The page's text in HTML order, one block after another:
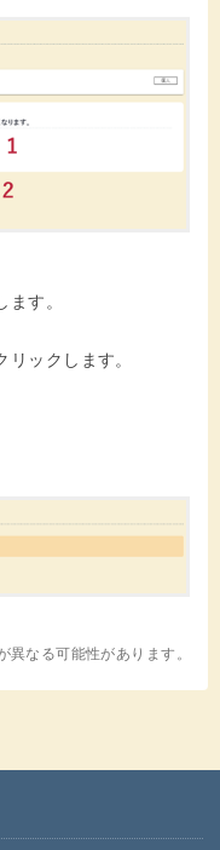
す。
リックします。
なる可能性があります。